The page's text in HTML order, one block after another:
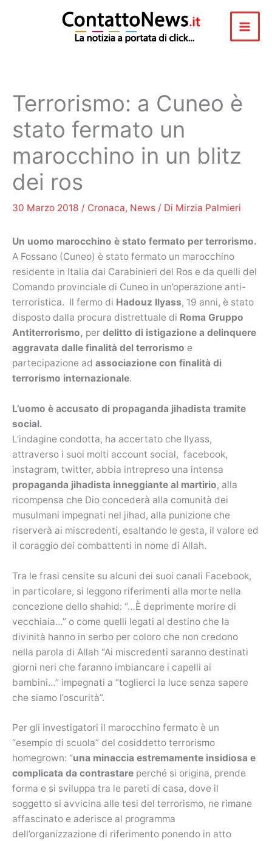
Terrorismo: a Cuneo è
stato fermato un
marocchino in un blitz
dei ros
30 Marzo 2018 / Cronaca, News / Di Mirzia Palmieri
Un uomo marocchino è stato fermato per terrorismo.
A Fossano (Cuneo) è stato fermato un marocchino
residente in Italia dai Carabinieri del Ros e da quelli del
Comando provinciale di Cuneo in un’operazione anti-
terroristica. Il fermo di Hadouz Ilyass, 19 anni, è stato
disposto dalla procura distrettuale di Roma Gruppo
Antiterrorismo, per delitto di istigazione a delinquere
aggravata dalle finalità del terrorismo e
partecipazione ad associazione con finalità di
terrorismo internazionale.
L’uomo è accusato di propaganda jihadista tramite
social.
L’indagine condotta, ha accertato che Ilyass,
attraverso i suoi molti account social, facebook,
instagram, twitter, abbia intrepreso una intensa
propaganda jihadista inneggiante al martirio, alla
ricompensa che Dio concederà alla comunità dei
musulmani impegnati nel jihad, alla punizione che
riserverà ai miscredenti, esaltando le gesta, il valore ed
il coraggio dei combattenti in nome di Allah.
Tra le frasi censite su alcuni dei suoi canali Facebook,
in particolare, si leggono riferimenti alla morte nella
concezione dello shahid: “…È deprimente morire di
vecchiaia…” o come quelli legati al destino che la
divinità hanno in serbo per coloro che non credono
nella parola di Allah “Ai miscredenti saranno destinati
giorni neri che faranno imbiancare i capelli ai
bambini…” impegnati a “toglierci la luce senza sapere
che siamo l’oscurità”.
Per gli investigatori il marocchino fermato è un
“esempio di scuola” del cosiddetto terrorismo
homegrown: “una minaccia estremamente insidiosa e
complicata da contrastare perché si origina, prende
forma e si sviluppa tra le pareti di casa, dove il
soggetto si avvicina alle tesi del terrorismo, ne rimane
affascinato e aderisce al programma
dell’organizzazione di riferimento ponendo in atto